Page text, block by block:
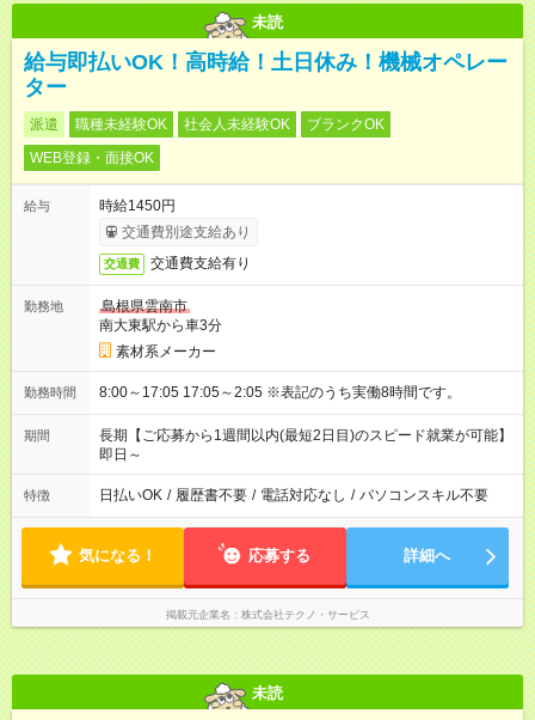
未読
給与即払いOK！高時給！土日休み！機械オペレー
ター
派遣 職種未経験OK 社会人未経験OK
ブランクOK
WEB登録・面接OK
給与
時給1450円
交通費別途支給あり
交通費 交通費支給有り
勤務地
島根県雲南市
南大東駅から車3分
素材系メーカー
勤務時間 8:00～17:05 17:05～2:05 ※表記のうち実働8時間です。
期間
長期【ご応募から1週間以内(最短2日目)のスピード就業が可能】
即日～
特徴 日払いOK / 履歴書不要 / 電話対応なし / パソコンスキル不要
気になる！ 応募する 詳細へ
掲載元企業名 株式会社テクノ・サービス
未読